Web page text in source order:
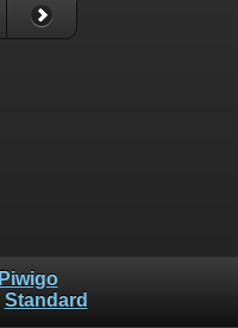
Piwigo
Standard